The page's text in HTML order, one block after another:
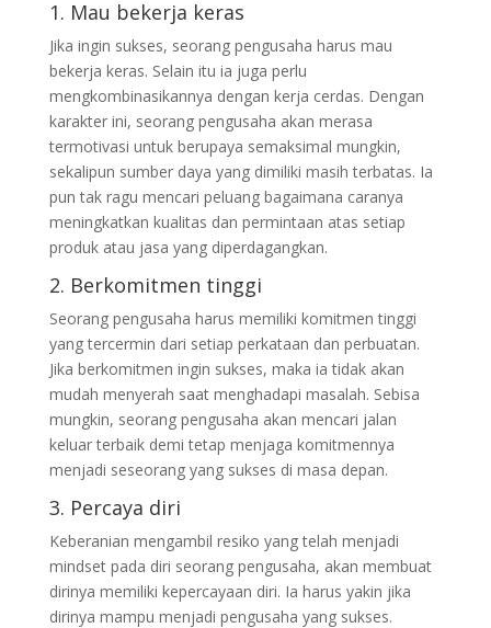
1. Mau bekerja keras
Jika ingin sukses, seorang pengusaha harus mau
bekerja keras. Selain itu ia juga perlu
mengkombinasikannya dengan kerja cerdas. Dengan
karakter ini, seorang pengusaha akan merasa
termotivasi untuk berupaya semaksimal mungkin,
sekalipun sumber daya yang dimiliki masih terbatas. Ia
pun tak ragu mencari peluang bagaimana caranya
meningkatkan kualitas dan permintaan atas setiap
produk atau jasa yang diperdagangkan.
2. Berkomitmen tinggi
Seorang pengusaha harus memiliki komitmen tinggi
yang tercermin dari setiap perkataan dan perbuatan.
Jika berkomitmen ingin sukses, maka ia tidak akan
mudah menyerah saat menghadapi masalah. Sebisa
mungkin, seorang pengusaha akan mencari jalan
keluar terbaik demi tetap menjaga komitmennya
menjadi seseorang yang sukses di masa depan.
3. Percaya diri
Keberanian mengambil resiko yang telah menjadi
mindset pada diri seorang pengusaha, akan membuat
dirinya memiliki kepercayaan diri. Ia harus yakin jika
dirinya mampu menjadi pengusaha yang sukses.